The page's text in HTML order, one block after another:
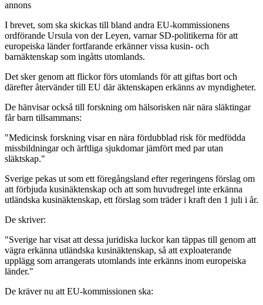
annons
I brevet, som ska skickas till bland andra EU-kommissionens
ordförande Ursula von der Leyen, varnar SD-politikerna för att
europeiska länder fortfarande erkänner vissa kusin- och
barnäktenskap som ingåtts utomlands.
Det sker genom att flickor förs utomlands för att giftas bort och
därefter återvänder till EU där äktenskapen erkänns av myndigheter.
De hänvisar också till forskning om hälsorisken när nära släktingar
får barn tillsammans:
"Medicinsk forskning visar en nära fördubblad risk för medfödda
missbildningar och ärftliga sjukdomar jämfört med par utan
släktskap."
Sverige pekas ut som ett föregångsland efter regeringens förslag om
att förbjuda kusinäktenskap och att som huvudregel inte erkänna
utländska kusinäktenskap, ett förslag som träder i kraft den 1 juli i år.
De skriver:
"Sverige har visat att dessa juridiska luckor kan täppas till genom att
vägra erkänna utländska kusinäktenskap, så att exploaterande
upplägg som arrangerats utomlands inte erkänns inom europeiska
länder."
De kräver nu att EU-kommissionen ska: